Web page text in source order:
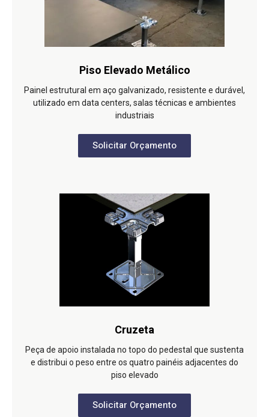
Piso Elevado Metálico
Painel estrutural em aço galvanizado, resistente e durável,
utilizado em data centers, salas técnicas e ambientes
industriais
Solicitar Orçamento
Cruzeta
Peça de apoio instalada no topo do pedestal que sustenta
e distribui o peso entre os quatro painéis adjacentes do
piso elevado
Solicitar Orçamento